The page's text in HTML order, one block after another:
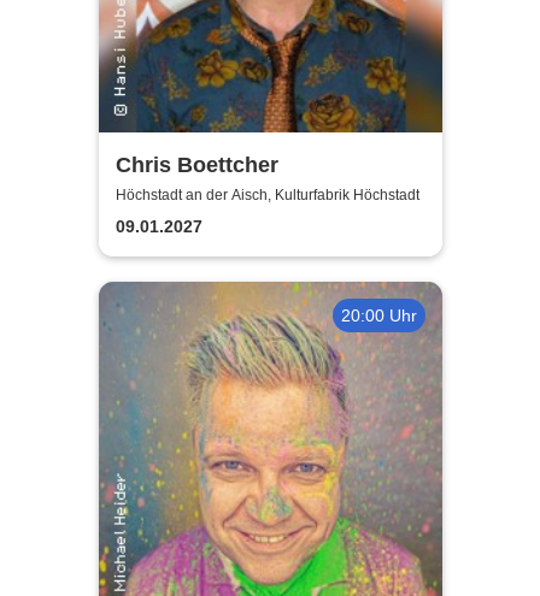
Chris Boettcher
Höchstadt an der Aisch, Kulturfabrik Höchstadt
09.01.2027
20:00 Uhr